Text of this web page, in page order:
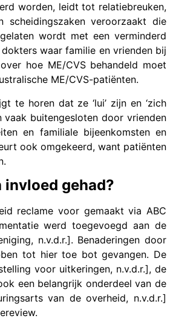
worden, leidt tot relatiebreuken,
scheidingszaken veroorzaakt die
wordt met een verminderd
waar familie en vrienden bij
hoe ME/CVS behandeld moet
ME/CVS-patiënten.
te horen dat ze ‘lui’ zijn en ‘zich
vaak buitengesloten door vrienden
en familiale bijeenkomsten en
ook omgekeerd, want patiënten
invloed gehad?
reclame voor gemaakt via ABC
werd toegevoegd aan de
n.v.d.r.]. Benaderingen door
tot hier toe bot gevangen. De
voor uitkeringen, n.v.d.r.], de
een belangrijk onderdeel van de
van de overheid, n.v.d.r.]